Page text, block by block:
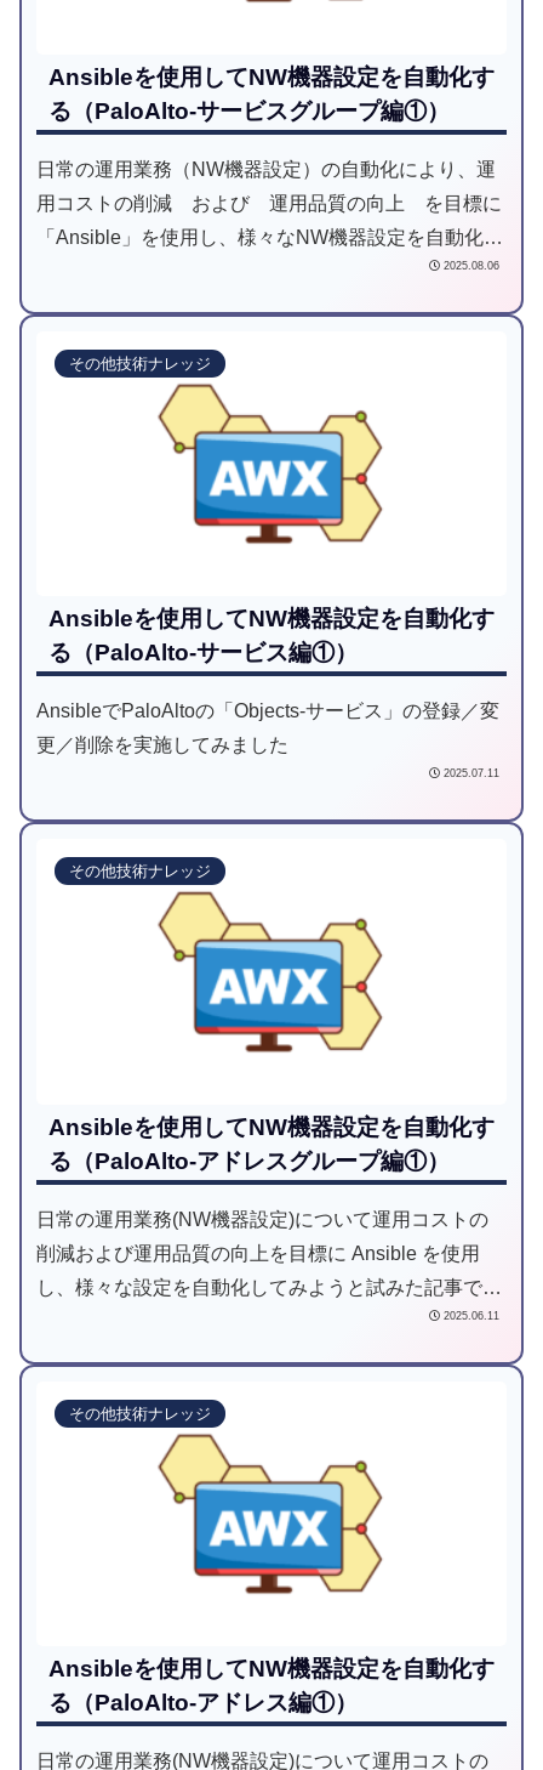
Ansibleを使用してNW機器設定を自動化す
る（PaloAlto-サービスグループ編①）
日常の運用業務（NW機器設定）の自動化により、運
用コストの削減 および 運用品質の向上 を目標に
「Ansible」を使用し、様々なNW機器設定を自動化し
2025.08.06
その他技術ナレッジ
Ansibleを使用してNW機器設定を自動化す
る（PaloAlto-サービス編①）
AnsibleでPaloAltoの「Objects-サービス」の登録／変
更／削除を実施してみました
2025.07.11
その他技術ナレッジ
Ansibleを使用してNW機器設定を自動化す
る（PaloAlto-アドレスグループ編①）
日常の運用業務(NW機器設定)について運用コストの
削減および運用品質の向上を目標に Ansible を使用
し、様々な設定を自動化してみようと試みた記事で
2025.06.11
その他技術ナレッジ
Ansibleを使用してNW機器設定を自動化す
る（PaloAlto-アドレス編①）
日常の運用業務(NW機器設定)について運用コストの